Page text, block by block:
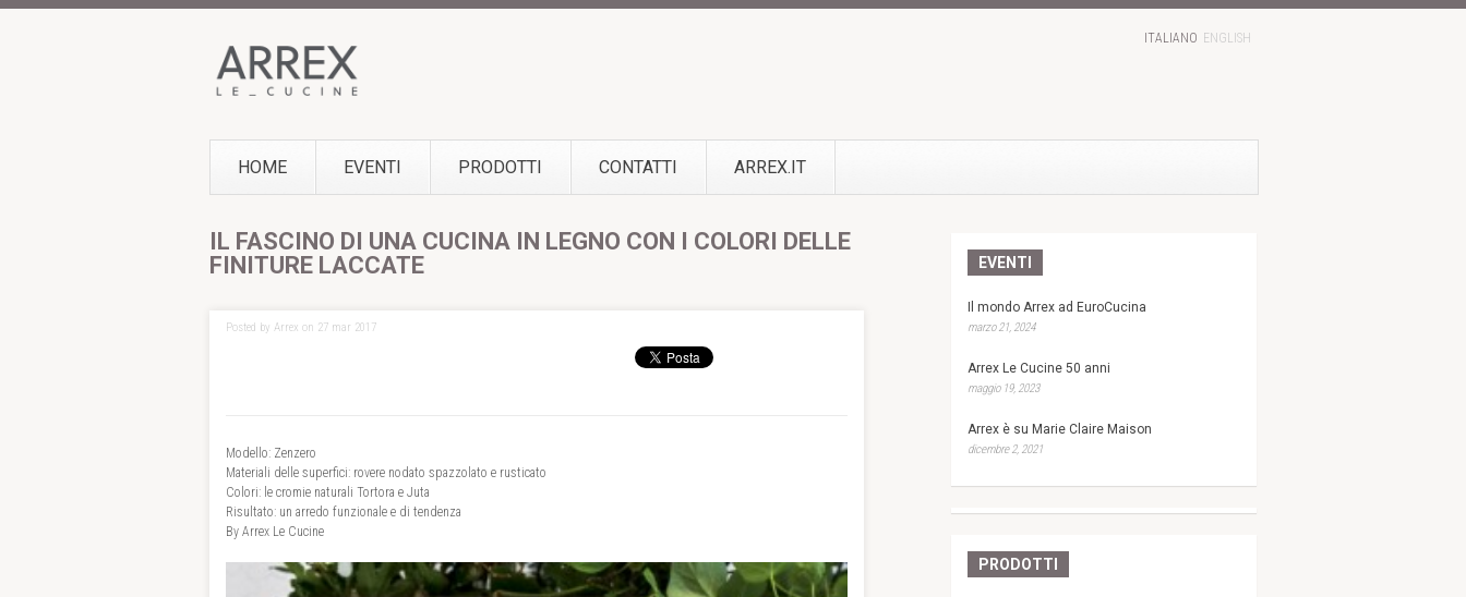
ITALIANO ENGLISH
HOME EVENTI PRODOTTI CONTATTI ARREX.IT
IL FASCINO DI UNA CUCINA IN LEGNO CON I COLORI DELLE
FINITURE LACCATE
Posted by Arrex on 27 mar 2017
Modello: Zenzero
Materiali delle superfici: rovere nodato spazzolato e rusticato
Colori: le cromie naturali Tortora e Juta
Risultato: un arredo funzionale e di tendenza
By Arrex Le Cucine
EVENTI
Il mondo Arrex ad EuroCucina
marzo 21, 2024
Arrex Le Cucine 50 anni
maggio 19, 2023
Arrex è su Marie Claire Maison
dicembre 2, 2021
PRODOTTI